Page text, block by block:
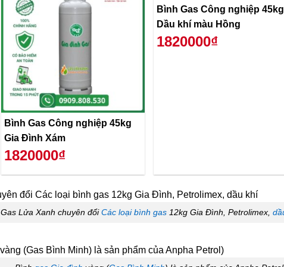
Bình Gas Công nghiệp 45kg
Gia Đình Xám
1820000₫
Bình Gas Công nghiệp 45kg
Dầu khí màu Hồng
1820000₫
Gas Lửa Xanh chuyên đổiCác loại bình gas12kg Gia Đình, Petrolimex,